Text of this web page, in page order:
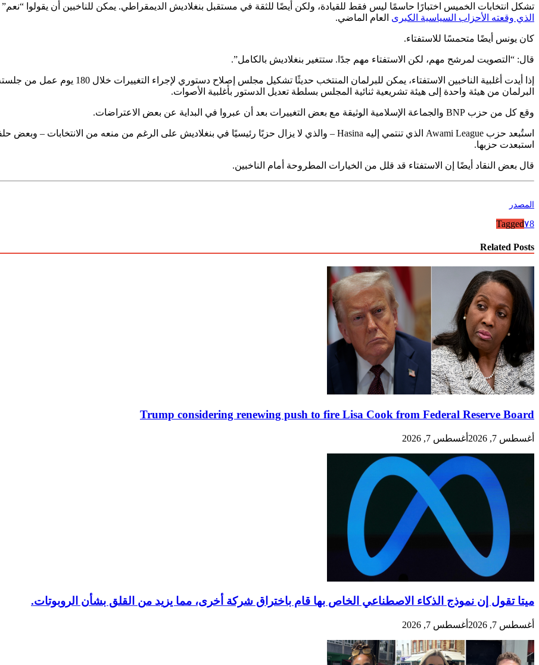
تشكل انتخابات الخميس اختبارًا حاسمًا ليس فقط للقيادة، ولكن أيضًا للثقة في مستقبل بنغلاديش الديمقراطي. يمكن للناخبين أن يقولوا
الذي وقعته الأحزاب السياسية الكبرى العام الماضي.
كان يونس أيضًا متحمسًا للاستفتاء.
قال: “التصويت لمرشح مهم، لكن الاستفتاء مهم جدًا. ستتغير بنغلاديش بالكامل”.
إذا أيدت أغلبية الناخبين الاستفتاء، يمكن
البرلمان من هيئة واحدة إلى هيئة تشريعية ثنائية المجلس بسلطة تعديل الدستور بأغلبية الأصوات.
وقع كل من حزب BNP والجماعة الإسلامية الوثيقة مع بعض التغييرات بعد أن عبروا في البداية عن بعض الاعتراضات.
استبعدت حزبها.
قال بعض النقاد أيضًا إن الاستفتاء قد قلل من الخيارات المطروحة أمام الناخبين.
المصدر
Tagged٧8
Related Posts
Trump considering renewing push to fire Lisa Cook from Federal Reserve Board
أغسطس 7, 2026 أغسطس 7, 2026
ميتا تقول إن نموذج الذكاء الاصطناعي الخاص بها قام باختراق شركة أخرى، مما يزيد من القلق بشأن الروبوتات.
أغسطس 7, 2026 أغسطس 7, 2026